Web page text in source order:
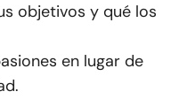
objetivos y qué los
en lugar de